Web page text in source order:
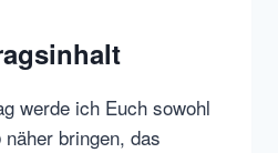
werde ich Euch sowohl
näher bringen, das